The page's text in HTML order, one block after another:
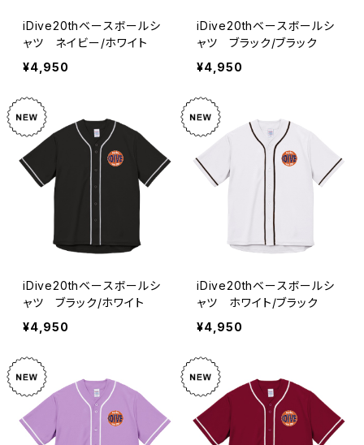
iDive20thベースボールシ
ャツ ネイビー/ホワイト
¥4,950
iDive20thベースボールシ
ャツ ブラック/ブラック
¥4,950
iDive20thベースボールシ
ャツ ブラック/ホワイト
¥4,950
iDive20thベースボールシ
ャツ ホワイト/ブラック
¥4,950